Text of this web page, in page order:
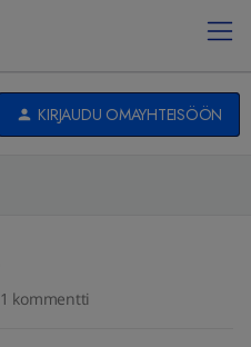
KIRJAUDU OMAYHTEISÖÖN
1 kommentti